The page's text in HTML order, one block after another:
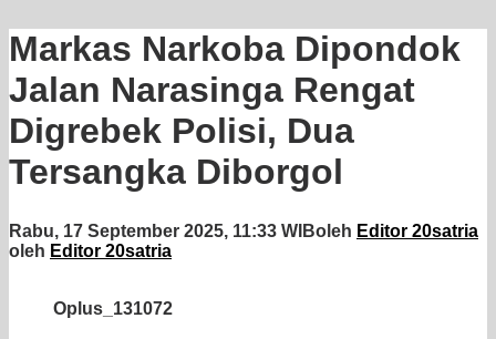
Markas Narkoba Dipondok
Jalan Narasinga Rengat
Digrebek Polisi, Dua
Tersangka Diborgol
Rabu, 17 September 2025, 11:33 WIBoleh Editor 20satria
oleh Editor 20satria
Oplus_131072